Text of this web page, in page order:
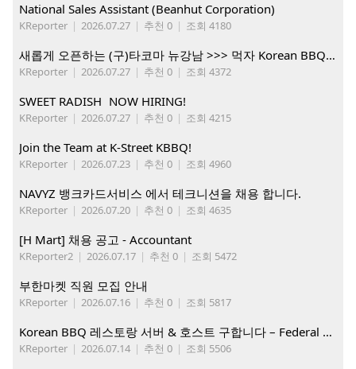
National Sales Assistant (Beanhut Corporation)
KReporter | 2026.07.27 | 추천 0 | 조회 4180
새롭게 오픈하는 (구)타코마 뉴강남 >>> 먹자 Korean BBQ 구인중
KReporter | 2026.07.27 | 추천 0 | 조회 4372
SWEET RADISH NOW HIRING!
KReporter | 2026.07.27 | 추천 0 | 조회 4215
Join the Team at K-Street KBBQ!
KReporter | 2026.07.23 | 추천 0 | 조회 4960
NAVYZ 뱅크카드서비스 에서 테크니션을 채용 합니다.
KReporter | 2026.07.20 | 추천 0 | 조회 4635
[H Mart] 채용 공고 - Accountant
KReporter2 | 2026.07.17 | 추천 0 | 조회 5472
부한마켓 직원 모집 안내
KReporter | 2026.07.16 | 추천 0 | 조회 5817
Korean BBQ 레스토랑 서버 & 호스트 구합니다 – Federal Way & Tacoma $45-$60/hr (server), $21-23/hr (Host)
KReporter | 2026.07.14 | 추천 0 | 조회 5506